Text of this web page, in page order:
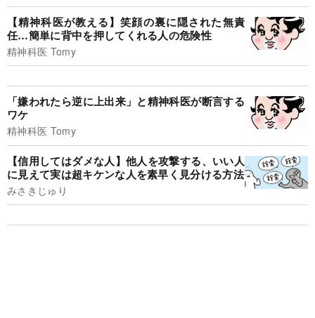
【精神科医が教える】笑顔の裏に隠された無責
任…簡単に背中を押してくれる人の危険性
精神科医 Tomy
「嫌われたら逆に上出来」と精神科医が断言する
ワケ
精神科医 Tomy
【信用してはダメな人】他人を攻撃する、いい人
に見えて実は超キケンな人を素早く見分ける方法
みさきじゅり